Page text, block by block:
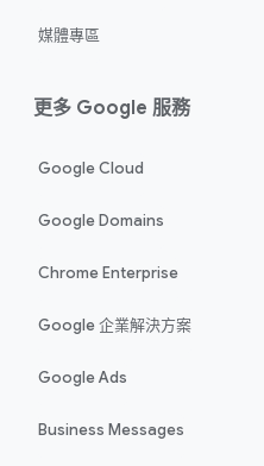
媒體專區
更多 Google 服務
Google Cloud
Google Domains
Chrome Enterprise
Google 企業解決方案
Google Ads
Business Messages